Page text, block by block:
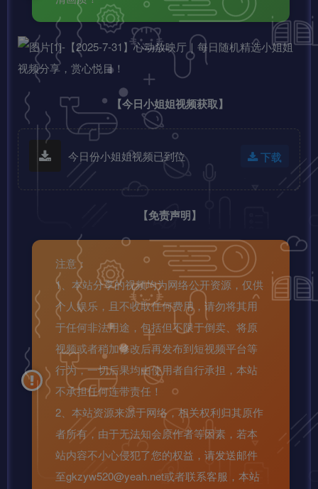
【今日小姐姐视频获取】
今日份小姐姐视频已到位 下载
【免责声明】
注意：
1、本站分享的视频均为网络公开资源，仅供
个人娱乐，且不收取任何费用，请勿将其用
于任何非法用途，包括但不限于倒卖、将原
视频或者稍加修改后再发布到短视频平台等
行为，一切后果均由使用者自行承担，本站
不承担任何连带责任！
2、本站资源来源于网络，相关权利归其原作
者所有，由于无法知会原作者等因素，若本
站内容不小心侵犯了您的权益，请发送邮件
至gkzyw520@yeah.net或者联系客服，本站